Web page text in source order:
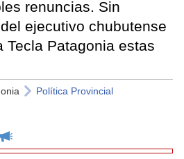
renuncias. Sin
ejecutivo chubutense
Tecla Patagonia estas
Política Provincial